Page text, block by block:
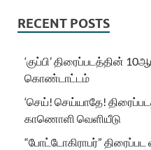
RECENT POSTS
‘குப்பி’ திரைப்படத்தின்
கொண்டாட்டம்
‘செய்! செய்யாதே!
காணொளி வெளியீடு
“போட்டோகிராபர்”